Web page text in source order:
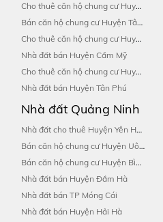
Cho thuê căn hộ chung cư Huyện Vĩnh Cửu
Bán căn hộ chung cư Huyện Tân Phú
Cho thuê căn hộ chung cư Huyện Trảng Bom
Nhà đất bán Huyện Cẩm Mỹ
Cho thuê căn hộ chung cư Huyện Long Thành
Nhà đất bán Huyện Tân Phú
Nhà đất Quảng Ninh
Nhà đất cho thuê Huyện Yên Hưng
Bán căn hộ chung cư Huyện Uông Bí
Bán căn hộ chung cư Huyện Bình Liêu
Nhà đất bán Huyện Đầm Hà
Nhà đất bán TP Móng Cái
Nhà đất bán Huyện Hải Hà